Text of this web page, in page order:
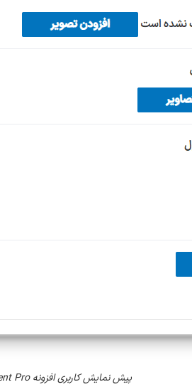
پیش نمایش کاربری افزونه ACF Frontend Form Element Pro